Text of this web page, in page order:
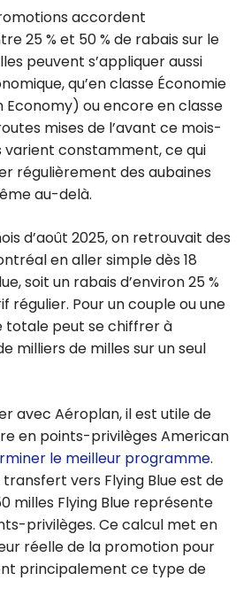
accordent
25 % et 50 % de rabais sur le
peuvent s’appliquer aussi
qu’en classe Économie
Economy) ou encore en classe
mises de l’avant ce mois-
varient constamment, ce qui
régulièrement des aubaines
au-delà.
d’août 2025, on retrouvait des
en aller simple dès 18
soit un rabais d’environ 25 %
régulier. Pour un couple ou une
totale peut se chiffrer à
milliers de milles sur un seul
avec Aéroplan, il est utile de
en points-privilèges American
le meilleur programme.
vers Flying Blue est de
milles Flying Blue représente
privilèges. Ce calcul met en
réelle de la promotion pour
principalement ce type de